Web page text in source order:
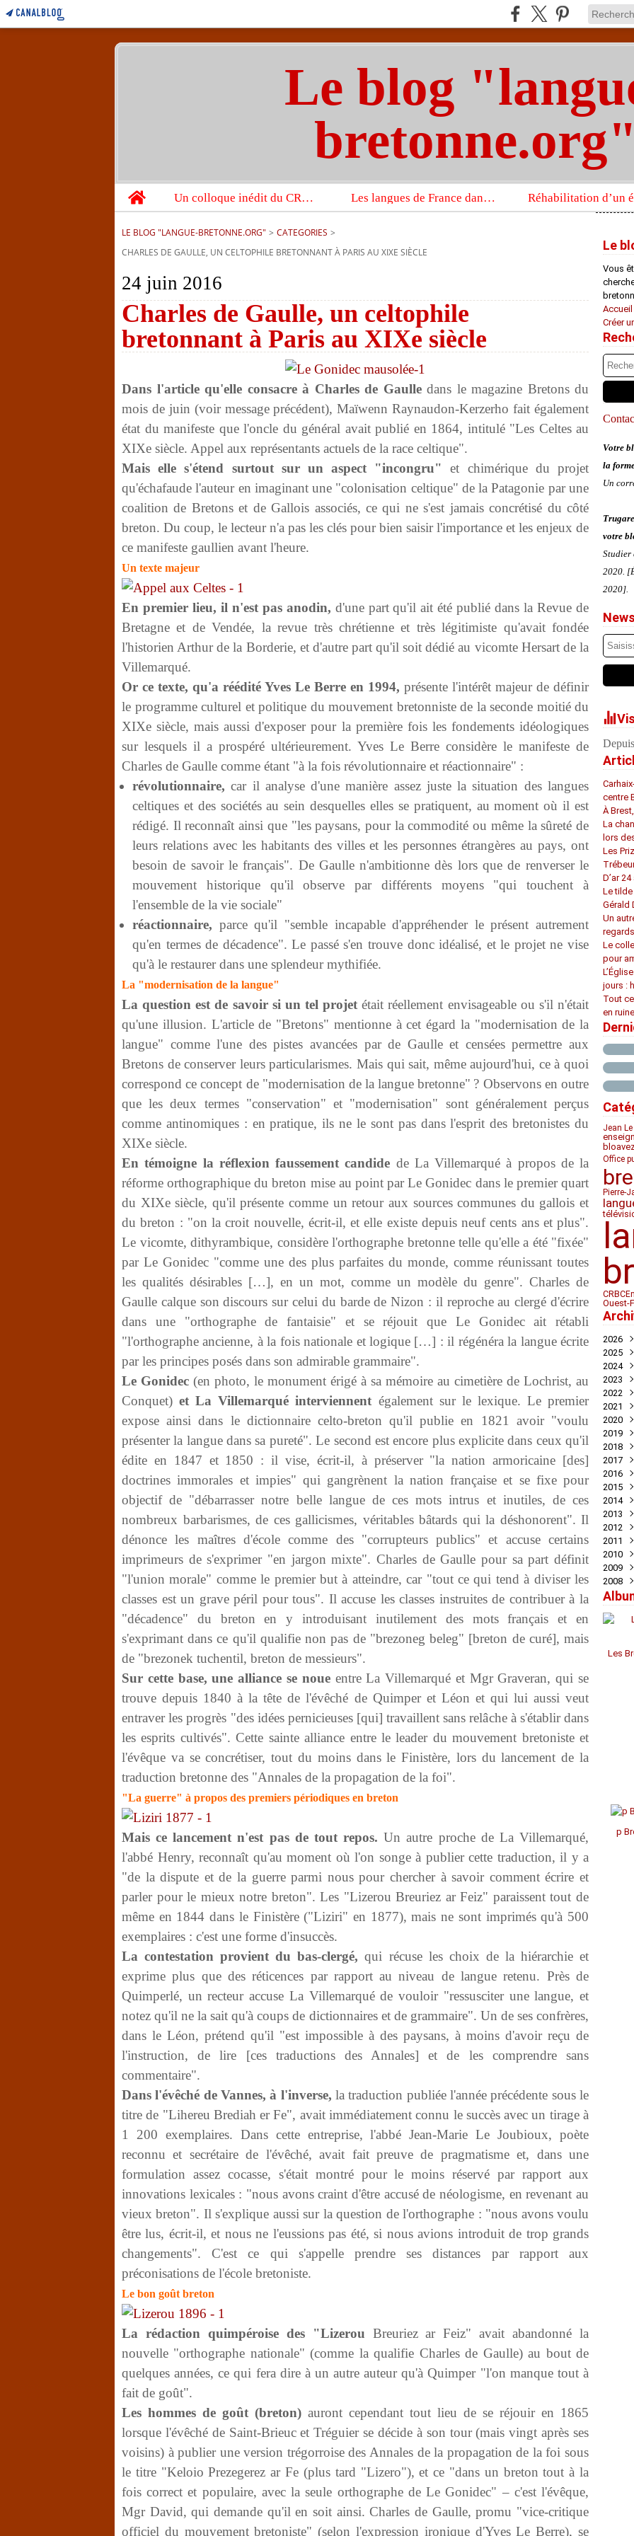
Le blog
bretonne.org"
Home
Un colloque inédit du CRBC sur les victimes de l’année 1944 Les langues de France dans un imposant ouvrage sur la langue française que publient les Presses universitaires d’Oxford
LE BLOG "LANGUE-BRETONNE.ORG" > CATEGORIES >
CHARLES DE GAULLE, UN CELTOPHILE BRETONNANT À PARIS AU XIXE SIÈCLE
24 juin 2016
Charles de Gaulle, un celtophile
bretonnant à Paris au XIXe siècle
Dans l'article qu'elle consacre à Charles de Gaulledans le magazine Bretons du
mois de juin (voir message précédent), Maïwenn Raynaudon-Kerzerho fait également
état du manifeste que l'oncle du général avait publié en 1864, intitulé "Les Celtes au
XIXe siècle. Appel aux représentants actuels de la race celtique".
Mais elle s'étend surtout sur un aspect "incongru"
et chimérique du projet
qu'échafaude l'auteur en imaginant une "colonisation celtique" de la Patagonie par une
coalition de Bretons et de Gallois associés, ce qui ne s'est jamais concrétisé du côté
breton. Du coup, le lecteur n'a pas les clés pour bien saisir l'importance et les enjeux de
ce manifeste gaullien avant l'heure.
Un texte majeur
En premier lieu, il n'est pas anodin, d'une part qu'il ait été publié dans la Revue de
Bretagne et de Vendée, la revue très chrétienne et très légitimiste qu'avait fondée
l'historien Arthur de la Borderie, et d'autre part qu'il soit dédié au vicomte Hersart de la
Villemarqué.
Or ce texte, qu'a réédité Yves Le Berre en 1994, présente l'intérêt majeur de définir
le programme culturel et politique du mouvement bretonniste de la seconde moitié du
XIXe siècle, mais aussi d'exposer pour la première fois les fondements idéologiques
sur lesquels il a prospéré ultérieurement. Yves Le Berre considère le manifeste de
Charles de Gaulle comme étant "à la fois révolutionnaire et réactionnaire" :
révolutionnaire, car il analyse d'une manière assez juste la situation des langues
celtiques et des sociétés au sein desquelles elles se pratiquent, au moment où il est
rédigé. Il reconnaît ainsi que "les paysans, pour la commodité ou même la sûreté de
leurs relations avec les habitants des villes et les personnes étrangères au pays, ont
besoin de savoir le français". De Gaulle n'ambitionne dès lors que de renverser le
mouvement historique qu'il observe par différents moyens "qui touchent à
l'ensemble de la vie sociale"
réactionnaire, parce qu'il "semble incapable d'appréhender le présent autrement
qu'en termes de décadence". Le passé s'en trouve donc idéalisé, et le projet ne vise
qu'à le restaurer dans une splendeur mythifiée.
La "modernisation de la langue"
La question est de savoir si un tel projet était réellement envisageable ou s'il n'était
qu'une illusion. L'article de "Bretons" mentionne à cet égard la "modernisation de la
langue" comme l'une des pistes avancées par de Gaulle et censées permettre aux
Bretons de conserver leurs particularismes. Mais qui sait, même aujourd'hui, ce à quoi
correspond ce concept de "modernisation de la langue bretonne" ? Observons en outre
que les deux termes "conservation" et "modernisation" sont généralement perçus
comme antinomiques : en pratique, ils ne le sont pas dans l'esprit des bretonistes du
XIXe siècle.
En témoigne la réflexion faussement candide de La Villemarqué à propos de la
réforme orthographique du breton mise au point par Le Gonidec dans le premier quart
du XIXe siècle, qu'il présente comme un retour aux sources communes du gallois et
du breton : "on la croit nouvelle, écrit-il, et elle existe depuis neuf cents ans et plus".
Le vicomte, dithyrambique, considère l'orthographe bretonne telle qu'elle a été "fixée"
par Le Gonidec "comme une des plus parfaites du monde, comme réunissant toutes
les qualités désirables […], en un mot, comme un modèle du genre". Charles de
Gaulle calque son discours sur celui du barde de Nizon : il reproche au clergé d'écrire
dans une "orthographe de fantaisie" et se réjouit que Le Gonidec ait rétabli
"l'orthographe ancienne, à la fois nationale et logique […] : il régénéra la langue écrite
par les principes posés dans son admirable grammaire".
Le Gonidec (en photo, le monument érigé à sa mémoire au cimetière de Lochrist, au
Conquet) et La Villemarqué interviennent également sur le lexique. Le premier
expose ainsi dans le dictionnaire celto-breton qu'il publie en 1821 avoir "voulu
présenter la langue dans sa pureté". Le second est encore plus explicite dans ceux qu'il
édite en 1847 et 1850 : il vise, écrit-il, à préserver "la nation armoricaine [des]
doctrines immorales et impies" qui gangrènent la nation française et se fixe pour
objectif de "débarrasser notre belle langue de ces mots intrus et inutiles, de ces
nombreux barbarismes, de ces gallicismes, véritables bâtards qui la déshonorent". Il
dénonce les maîtres d'école comme des "corrupteurs publics" et accuse certains
imprimeurs de s'exprimer "en jargon mixte". Charles de Gaulle pour sa part définit
"l'union morale" comme le premier but à atteindre, car "tout ce qui tend à diviser les
classes est un grave péril pour tous". Il accuse les classes instruites de contribuer à la
"décadence" du breton en y introduisant inutilement des mots français et en
s'exprimant dans ce qu'il qualifie non pas de "brezoneg beleg" [breton de curé], mais
de "brezonek tuchentil, breton de messieurs".
Sur cette base, une alliance se noueentre La Villemarqué et Mgr Graveran, qui se
trouve depuis 1840 à la tête de l'évêché de Quimper et Léon et qui lui aussi veut
entraver les progrès "des idées pernicieuses [qui] travaillent sans relâche à s'établir dans
les esprits cultivés". Cette sainte alliance entre le leader du mouvement bretoniste et
l'évêque va se concrétiser, tout du moins dans le Finistère, lors du lancement de la
traduction bretonne des "Annales de la propagation de la foi".
"La guerre" à propos des premiers périodiques en breton
Mais ce lancement n'est pas de tout repos. Un autre proche de La Villemarqué,
l'abbé Henry, reconnaît qu'au moment où l'on songe à publier cette traduction, il y a
"de la dispute et de la guerre parmi nous pour chercher à savoir comment écrire et
parler pour le mieux notre breton". Les "Lizerou Breuriez ar Feiz" paraissent tout de
même en 1844 dans le Finistère ("Liziri" en 1877), mais ne sont imprimés qu'à 500
exemplaires : c'est une forme d'insuccès.
La contestation provient du bas-clergé, qui récuse les choix de la hiérarchie et
exprime plus que des réticences par rapport au niveau de langue retenu. Près de
Quimperlé, un recteur accuse La Villemarqué de vouloir "ressusciter une langue, et
notez qu'il ne la sait qu'à coups de dictionnaires et de grammaire". Un de ses confrères,
dans le Léon, prétend qu'il "est impossible à des paysans, à moins d'avoir reçu de
l'instruction, de lire [ces traductions des Annales] et de les comprendre sans
commentaire".
Dans l'évêché de Vannes, à l'inverse, la traduction publiée l'année précédente sous le
titre de "Lihereu Brediah er Fe", avait immédiatement connu le succès avec un tirage à
1 200 exemplaires. Dans cette entreprise, l'abbé Jean-Marie Le Joubioux, poète
reconnu et secrétaire de l'évêché, avait fait preuve de pragmatisme et, dans une
formulation assez cocasse, s'était montré pour le moins réservé par rapport aux
innovations lexicales : "nous avons craint d'être accusé de néologisme, en revenant au
vieux breton". Il s'explique aussi sur la question de l'orthographe : "nous avons voulu
être lus, écrit-il, et nous ne l'eussions pas été, si nous avions introduit de trop grands
changements". C'est ce qui s'appelle prendre ses distances par rapport aux
préconisations de l'école bretoniste.
Le bon goût breton
La rédaction quimpéroise des "Lizerou Breuriez ar Feiz" avait abandonné la
nouvelle "orthographe nationale" (comme la qualifie Charles de Gaulle) au bout de
quelques années, ce qui fera dire à un autre auteur qu'à Quimper "l'on manque tout à
fait de goût".
Les hommes de goût (breton) auront cependant tout lieu de se réjouir en 1865
lorsque l'évêché de Saint-Brieuc et Tréguier se décide à son tour (mais vingt après ses
voisins) à publier une version trégorroise des Annales de la propagation de la foi sous
le titre "Keloio Prezegerez ar Fe (plus tard "Lizero"), et ce "dans un breton tout à la
fois correct et populaire, avec la seule orthographe de Le Gonidec" – c'est l'évêque,
Mgr David, qui demande qu'il en soit ainsi. Charles de Gaulle, promu "vice-critique
officiel du mouvement bretoniste" (selon l'expression ironique d'Yves Le Berre), se
Le
Vous
Créer
Votre
la
Un
votre
Studier
2020.
2020].
centre
À
La
lors
Les
D’ar
Le
Gérald
Un
regards
Le
pour
jours :
Tout
en
Jean Le
Office
Pierre-
CRBC
Ouest-
2026
Mai
Avril
Mars
2025
Août
Mai
Avril
Mars
2024
Août
Juin
Mai
Avril
Mars
2023
Juin
Mai
Avril
Mars
2022
Août
Juin
Mai
Avril
Mars
2021
Août
Juin
Mai
Avril
Mars
2020
Août
Juin
Mai
Avril
Mars
2019
Août
Juin
Mai
Mars
2018
Août
Juin
Mai
Avril
Mars
2017
Août
Juin
Mai
Mars
2016
Août
Juin
Mai
2015
Août
Mai
Avril
2014
Août
Juin
Mai
Avril
2013
Août
Juin
Mai
Avril
2012
Juin
Avril
2011
Mai
2010
Mai
2009
Juin
2008
Août
Les
p